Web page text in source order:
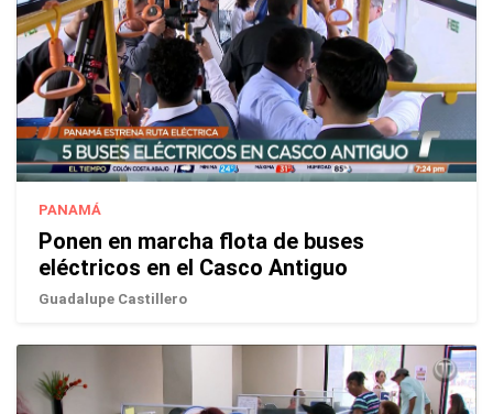
PANAMÁ
Ponen en marcha flota de buses
eléctricos en el Casco Antiguo
Guadalupe Castillero